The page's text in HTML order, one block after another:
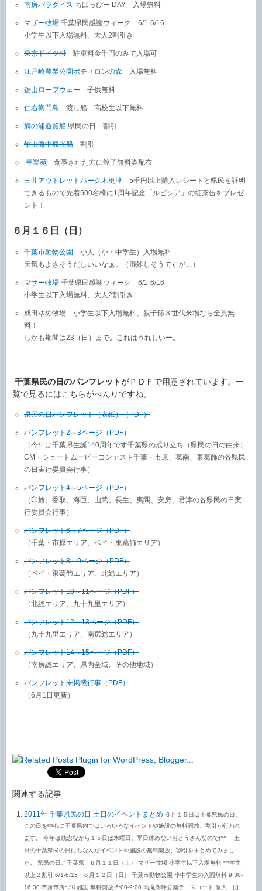
南房パラダイス ちばっぴー DAY 入場無料
マザー牧場 千葉県民感謝ウィーク 6/1-6/16
小学生以下入場無料、大人2割引き
東京ドイツ村 駐車料金千円のみで入場可
江戸崎農業公園ポティロンの森 入場無料
鋸山ロープウェー 子供無料
仁右衛門島 渡し船 高校生以下無料
鯛の浦遊覧船 県民の日 割引
館山海中観光船 割引
幸楽苑 食事された方に餃子無料券配布
三井アウトレットパーク木更津 5千円以上購入レシートと県民を証明
できるもので先着500名様に1周年記念「ルピシア」の紅茶缶をプレゼ
ント！
６月１６日（日）
千葉市動物公園
小人（小・中学生）入場無料
天気もよさそうだしいいなぁ。（混雑しそうですが…）
マザー牧場 千葉県民感謝ウィーク 6/1-6/16
小学生以下入場無料、大人2割引き
成田ゆめ牧場 小学生以下入場無料、親子孫３世代来場なら全員無
料！
しかも期間は23（日）まで。これはうれしいー。
千葉県民の日のパンフレットがＰＤＦで用意されています。一
覧で見るにはこちらがべんりですね。
県民の日パンフレット（表紙）（PDF）
パンフレット2～3ページ（PDF）
（今年は千葉県生誕140周年です千葉県の成り立ち（県民の日の由来）
CM・ショートムービーコンテスト千葉・市原、葛南、東葛飾の各県民
の日実行委員会行事）
パンフレット4～5ページ（PDF）
（印旛、香取、海匝、山武、長生、夷隅、安房、君津の各県民の日実
行委員会行事）
パンフレット6～7ページ（PDF）
（千葉・市原エリア、ベイ・東葛飾エリア）
パンフレット8～9ページ（PDF）
（ベイ・東葛飾エリア、北総エリア）
パンフレット10～11ページ（PDF）
（北総エリア、九十九里エリア）
パンフレット12～13ページ（PDF）
（九十九里エリア、南房総エリア）
パンフレット14～15ページ（PDF）
（南房総エリア、県内全域、その他地域）
パンフレット未掲載行事（PDF）
（6月1日更新）
関連する記事
2011年 千葉県民の日 土日のイベントまとめ ６月１５日は千葉県民の日。
この日を中心に千葉県内ではいろいろなイベントや施設の無料開放、割引が行われ
ます。 今年は残念ながら１５日は水曜日。平日休めないおとうさんなので(^^ゞ 土
日の千葉県民の日にちなんだイベントや施設の無料開放、割引をまとめてみまし
た。 県民の日／千葉県 ６月１１日（土） マザー牧場 小学生以下入場無料 中学生
以上２割引 6/1-6/15 ６月１２日（日） 千葉市動物公園 小中学生の入園無料 9:30-
16:30 市原市海づり施設 無料開放 6:00-9:00 高滝湖畔公園テニスコート 個人・団